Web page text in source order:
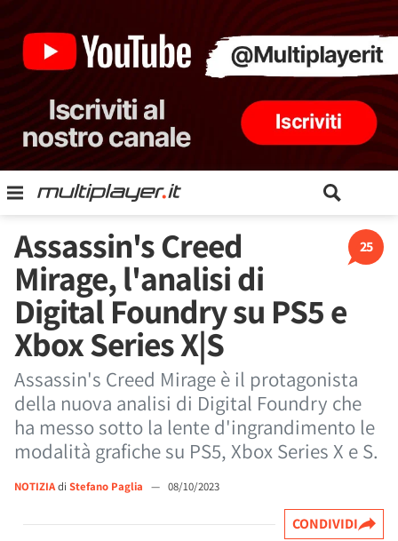
25
Assassin's Creed
Mirage, l'analisi di
Digital Foundry su PS5 e
Xbox Series X|S
Assassin's Creed Mirage è il protagonista
della nuova analisi di Digital Foundry che
ha messo sotto la lente d'ingrandimento le
modalità grafiche su PS5, Xbox Series X e S.
NOTIZIAdi Stefano Paglia — 08/10/2023
CONDIVIDI